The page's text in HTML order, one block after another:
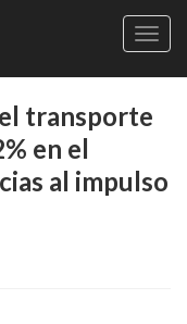
transporte
en el
al impulso